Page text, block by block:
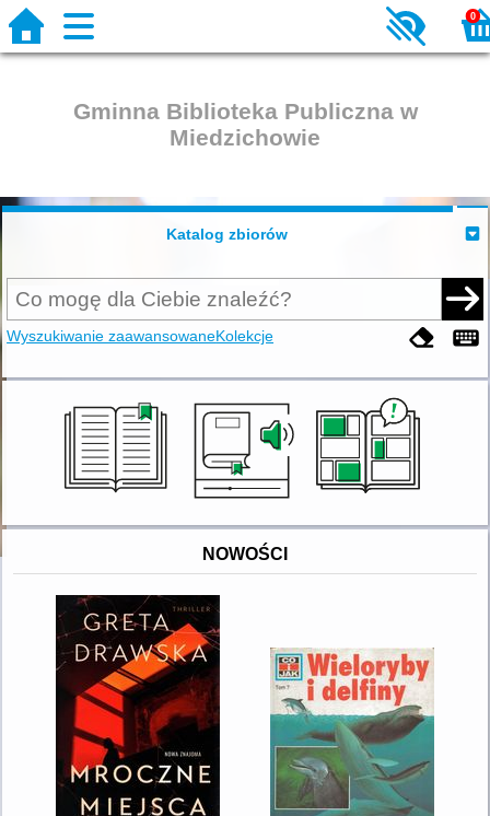
0
Gminna Biblioteka Publiczna w
Miedzichowie
Katalog zbiorów
Wyszukiwanie zaawansowaneKolekcje
NOWOŚCI